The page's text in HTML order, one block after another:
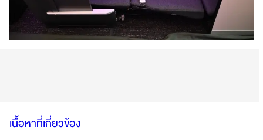
เนื้อหาที่เกี่ยวข้อง